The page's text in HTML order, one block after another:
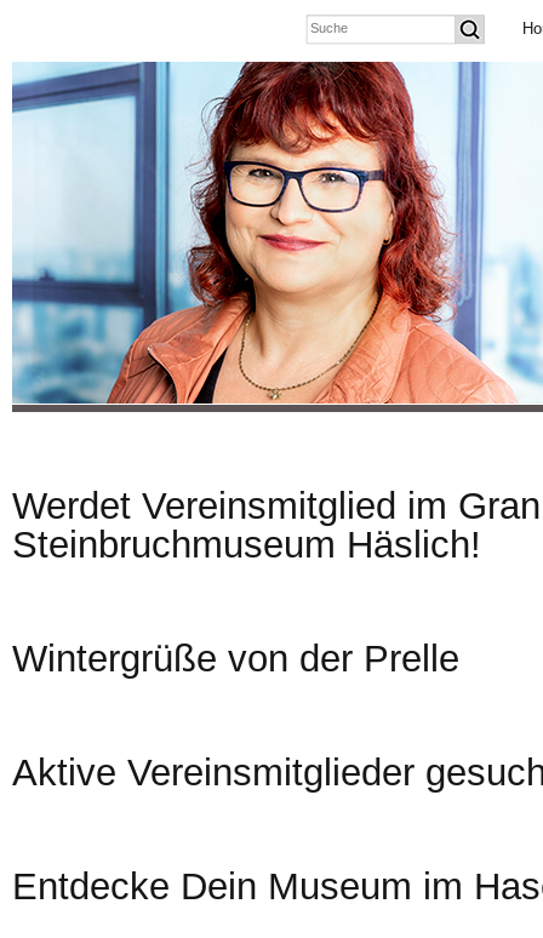
Werdet Vereinsmitglied im
Steinbruchmuseum Häslich!
Wintergrüße von der Prelle
Aktive Vereinsmitglieder
Entdecke Dein Museum im